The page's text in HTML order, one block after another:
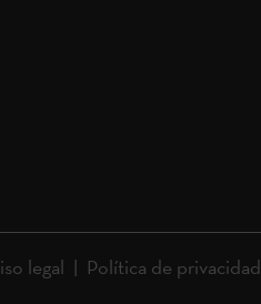
legal Política de privacidad